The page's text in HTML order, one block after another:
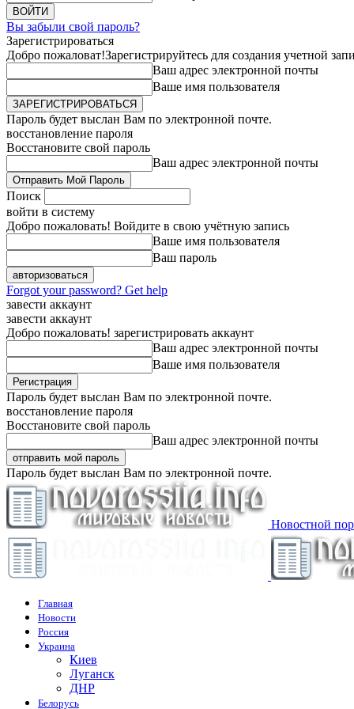
Вы забыли свой пароль?
Зарегистрироваться
Добро пожаловат!Зарегистрируйтесь для создания учетной
Ваш адрес электронной почты
Ваше имя пользователя
Пароль будет выслан Вам по электронной почте.
восстановление пароля
Восстановите свой пароль
Ваш адрес электронной почты
Поиск
войти в систему
Добро пожаловать! Войдите в свою учётную запись
Ваше имя пользователя
Ваш пароль
Forgot your password? Get help
завести аккаунт
завести аккаунт
Добро пожаловать! зарегистрировать аккаунт
Ваш адрес электронной почты
Ваше имя пользователя
Пароль будет выслан Вам по электронной почте.
восстановление пароля
Восстановите свой пароль
Ваш адрес электронной почты
Пароль будет выслан Вам по электронной почте.
Новостной
Главная
Новости
Россия
Украина
Киев
Луганск
ДНР
Белорусь